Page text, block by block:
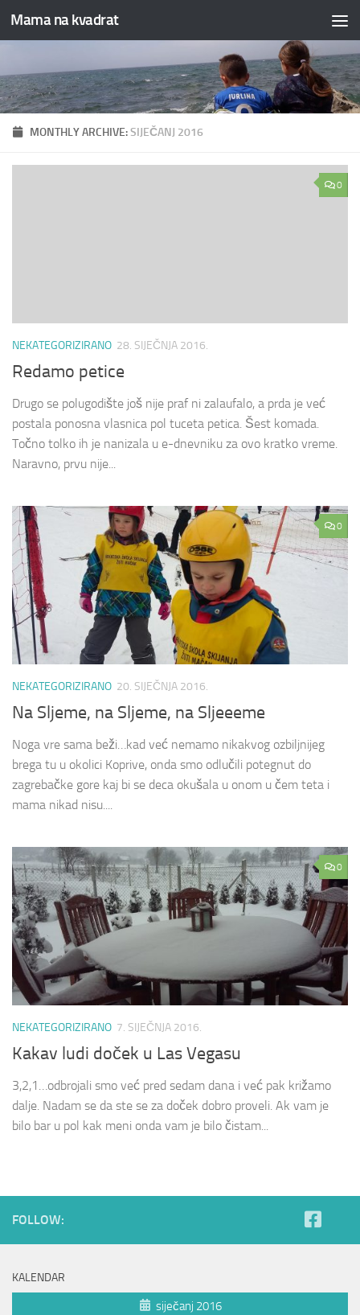
Skip to content
Mama na kvadrat
MONTHLY ARCHIVE:SIJEČANJ 2016
0
NEKATEGORIZIRANO 28. SIJEČNJA 2016.
Redamo petice
Drugo se polugodište još nije praf ni zalaufalo, a prda je već
postala ponosna vlasnica pol tuceta petica. Šest komada.
Točno tolko ih je nanizala u e-dnevniku za ovo kratko vreme.
Naravno, prvu nije...
0
NEKATEGORIZIRANO 20. SIJEČNJA 2016.
Na Sljeme, na Sljeme, na Sljeeeme
Noga vre sama beži…kad već nemamo nikakvog ozbiljnijeg
brega tu u okolici Koprive, onda smo odlučili potegnut do
zagrebačke gore kaj bi se deca okušala u onom u čem teta i
mama nikad nisu....
0
NEKATEGORIZIRANO 7. SIJEČNJA 2016.
Kakav ludi doček u Las Vegasu
3,2,1…odbrojali smo već pred sedam dana i već pak križamo
dalje. Nadam se da ste se za doček dobro proveli. Ak vam je
bilo bar u pol kak meni onda vam je bilo čistam...
FOLLOW:
KALENDAR
siječanj 2016